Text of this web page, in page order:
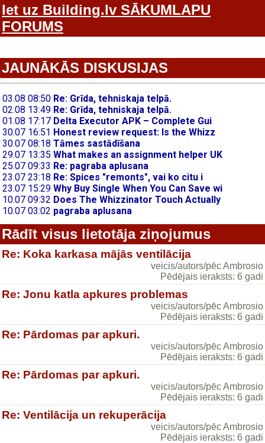
Iet uz Building.lv SĀKUMLAPU
FORUMS
JAUNĀKĀS DISKUSIJAS
Rādīt visus lietotāja ziņojumus
Re: Koka karkasa mājās ventilācija
veicis/autors/pēc Ambrosio
Pēdējais ieraksts: 6 gadi
Re: Jonu katla apkures problemas
veicis/autors/pēc Ambrosio
Pēdējais ieraksts: 6 gadi
Re: Pārdomas par apkuri.
veicis/autors/pēc Ambrosio
Pēdējais ieraksts: 6 gadi
Re: Pārdomas par apkuri.
veicis/autors/pēc Ambrosio
Pēdējais ieraksts: 6 gadi
Re: Ventilācija un rekuperācija
veicis/autors/pēc Ambrosio
Pēdējais ieraksts: 6 gadi